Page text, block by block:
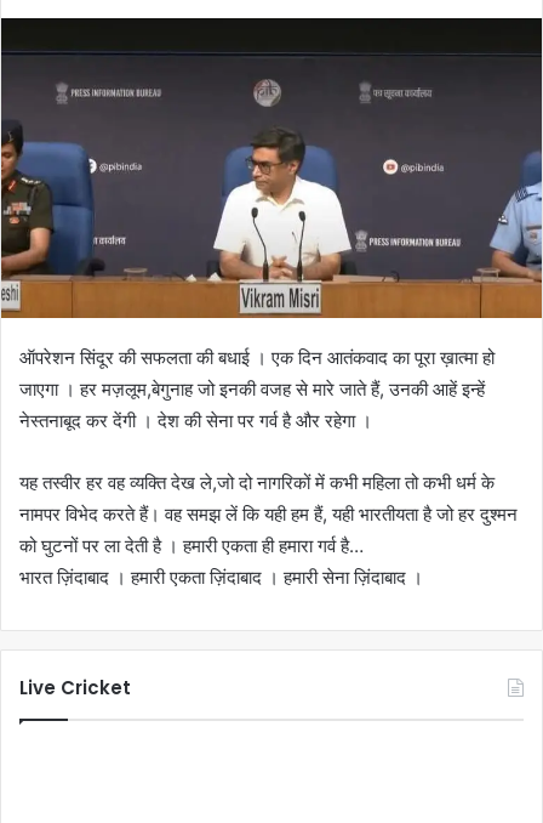
ऑपरेशन सिंदूर की सफलता की बधाई । एक दिन आतंकवाद का पूरा ख़ात्मा हो
जाएगा । हर मज़लूम,बेगुनाह जो इनकी वजह से मारे जाते हैं, उनकी आहें इन्हें
नेस्तनाबूद कर देंगी । देश की सेना पर गर्व है और रहेगा ।
यह तस्वीर हर वह व्यक्ति देख ले,जो दो नागरिकों में कभी महिला तो कभी धर्म के
नामपर विभेद करते हैं। वह समझ लें कि यही हम हैं, यही भारतीयता है जो हर दुश्मन
को घुटनों पर ला देती है । हमारी एकता ही हमारा गर्व है…
भारत ज़िंदाबाद । हमारी एकता ज़िंदाबाद । हमारी सेना ज़िंदाबाद ।
Live Cricket